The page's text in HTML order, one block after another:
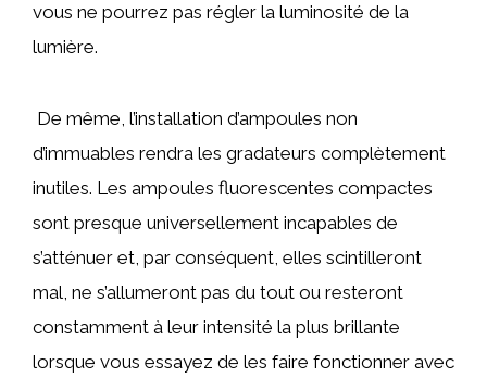
vous ne pourrez pas régler la luminosité de la
lumière.
De même, l’installation d’ampoules non
d’immuables rendra les gradateurs complètement
inutiles. Les ampoules fluorescentes compactes
sont presque universellement incapables de
s’atténuer et, par conséquent, elles scintilleront
mal, ne s’allumeront pas du tout ou resteront
constamment à leur intensité la plus brillante
lorsque vous essayez de les faire fonctionner avec